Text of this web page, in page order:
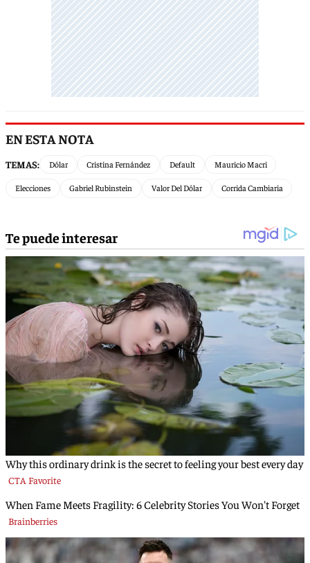
EN ESTA NOTA
TEMAS: Dólar Cristina Fernández Default Mauricio Macri
Elecciones Gabriel Rubinstein Valor Del Dólar Corrida Cambiaria